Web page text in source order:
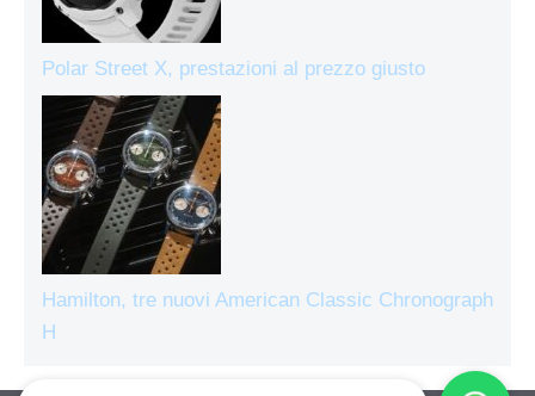
Polar Street X, prestazioni al prezzo giusto
Hamilton, tre nuovi American Classic Chronograph
H